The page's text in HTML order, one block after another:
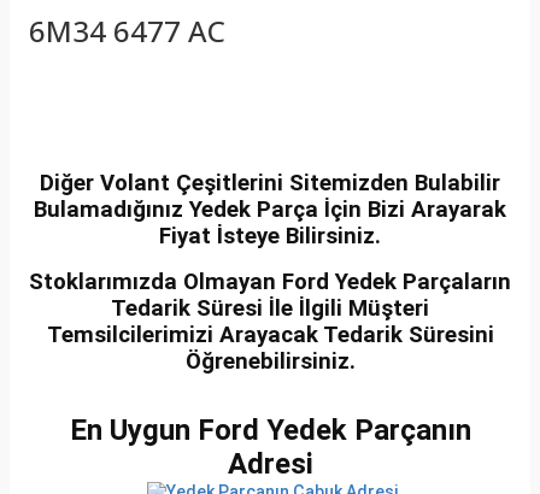
6M34 6477 AC
Diğer Volant Çeşitlerini Sitemizden Bulabilir
Bulamadığınız Yedek Parça İçin Bizi Arayarak
Fiyat İsteye Bilirsiniz.
Stoklarımızda Olmayan Ford Yedek Parçaların
Tedarik Süresi İle İlgili Müşteri
Temsilcilerimizi Arayacak Tedarik Süresini
Öğrenebilirsiniz.
En Uygun Ford Yedek Parçanın
Adresi